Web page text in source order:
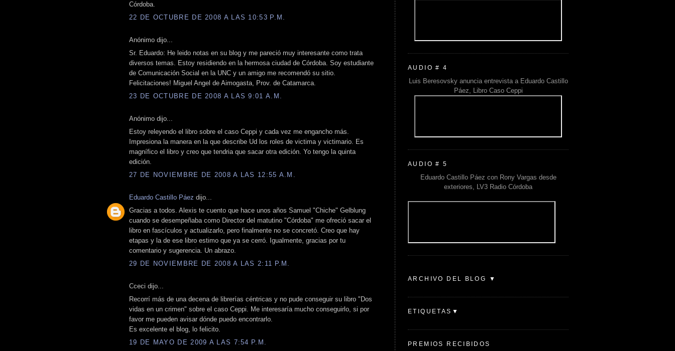
Córdoba.
22 DE OCTUBRE DE 2008 A LAS 10:53 P.M.
Anónimo dijo...
Sr. Eduardo: He leido notas en su blog y me pareció muy interesante como trata
diversos temas. Estoy residiendo en la hermosa ciudad de Córdoba. Soy estudiante
de Comunicación Social en la UNC y un amigo me recomendó su sitio.
Felicitaciones! Miguel Angel de Aimogasta, Prov. de Catamarca.
23 DE OCTUBRE DE 2008 A LAS 9:01 A.M.
Anónimo dijo...
Estoy releyendo el libro sobre el caso Ceppi y cada vez me engancho más.
Impresiona la manera en la que describe Ud los roles de victima y victimario. Es
magnífico el libro y creo que tendria que sacar otra edición. Yo tengo la quinta
edición.
27 DE NOVIEMBRE DE 2008 A LAS 12:55 A.M.
Eduardo Castillo Páez dijo...
Gracias a todos. Alexis te cuento que hace unos años Samuel "Chiche" Gelblung
cuando se desempeñaba como Director del matutino "Córdoba" me ofreció sacar el
libro en fascículos y actualizarlo, pero finalmente no se concretó. Creo que hay
etapas y la de ese libro estimo que ya se cerró. Igualmente, gracias por tu
comentario y sugerencia. Un abrazo.
29 DE NOVIEMBRE DE 2008 A LAS 2:11 P.M.
Cceci dijo...
Recorrí más de una decena de librerías céntricas y no pude conseguir su libro "Dos
vidas en un crimen" sobre el caso Ceppi. Me interesaría mucho conseguirlo, si por
favor me pueden avisar dónde puedo encontrarlo.
Es excelente el blog, lo felicito.
19 DE MAYO DE 2009 A LAS 7:54 P.M.
AUDIO # 4
Luis Beresovsky anuncia entrevista a Eduardo Castillo
Páez, Libro Caso Ceppi
AUDIO # 5
Eduardo Castillo Páez con Rony Vargas desde
exteriores, LV3 Radio Córdoba
ARCHIVO DEL BLOG ▼
ETIQUETAS▼
PREMIOS RECIBIDOS